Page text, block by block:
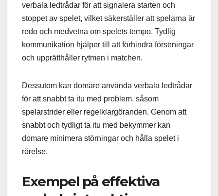
verbala ledtrådar för att signalera starten och
stoppet av spelet, vilket säkerställer att spelarna är
redo och medvetna om spelets tempo. Tydlig
kommunikation hjälper till att förhindra förseningar
och upprätthåller rytmen i matchen.
Dessutom kan domare använda verbala ledtrådar
för att snabbt ta itu med problem, såsom
spelarstrider eller regelklargöranden. Genom att
snabbt och tydligt ta itu med bekymmer kan
domare minimera störningar och hålla spelet i
rörelse.
Exempel på effektiva